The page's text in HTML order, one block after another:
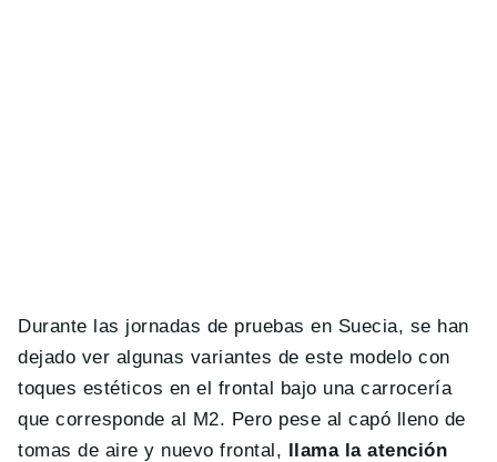
Durante las jornadas de pruebas en Suecia, se han
dejado ver algunas variantes de este modelo con
toques estéticos en el frontal bajo una carrocería
que corresponde al M2. Pero pese al capó lleno de
tomas de aire y nuevo frontal, llama la atención